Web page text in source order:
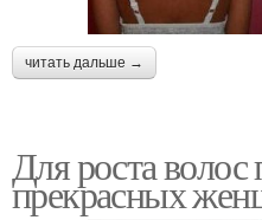
читать дальше →
Для роста волос
прекрасных